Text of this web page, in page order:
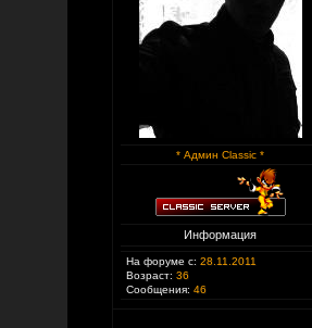
* Админ Classic *
Информация
На форуме с: 28.11.2011
Возраст: 36
Сообщения: 46